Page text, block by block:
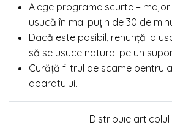
Alege programe scurte –
usucă în mai puțin de 30 de
Dacă este posibil, renunță la
să se usuce natural pe un
Curăță filtrul de scame pentru
aparatului.
Distribuie articolul